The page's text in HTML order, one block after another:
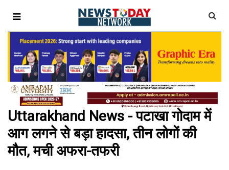
Uttarakhand News - पटाखा गोदाम में
आग लगने से बड़ा हादसा, तीन लोगों की
मौत, मची अफरा-तफरी